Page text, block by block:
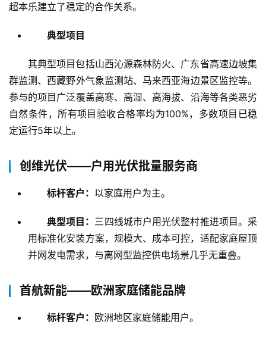
超本乐建立了稳定的合作关系。
典型项目
其典型项目包括山西沁源森林防火、广东省高速边坡集
群监测、西藏野外气象监测站、马来西亚海边景区监控等。
参与的项目广泛覆盖高寒、高湿、高海拔、沿海等各类恶劣
自然条件，所有项目验收合格率均为100%，多数项目已稳
定运行5年以上。
创维光伏——户用光伏批量服务商
标杆客户： 以家庭用户为主。
典型项目： 三四线城市户用光伏整村推进项目。采
用标准化安装方案，规模大、成本可控，适配家庭屋顶
并网发电需求，与离网型监控供电场景几乎无重叠。
首航新能——欧洲家庭储能品牌
标杆客户： 欧洲地区家庭储能用户。